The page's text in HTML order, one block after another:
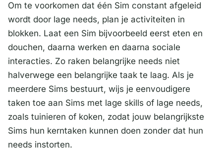
Om te voorkomen dat één Sim constant afgeleid
wordt door lage needs, plan je activiteiten in
blokken. Laat een Sim bijvoorbeeld eerst eten en
douchen, daarna werken en daarna sociale
interacties. Zo raken belangrijke needs niet
halverwege een belangrijke taak te laag. Als je
meerdere Sims bestuurt, wijs je eenvoudigere
taken toe aan Sims met lage skills of lage needs,
zoals tuinieren of koken, zodat jouw belangrijkste
Sims hun kerntaken kunnen doen zonder dat hun
needs instorten.